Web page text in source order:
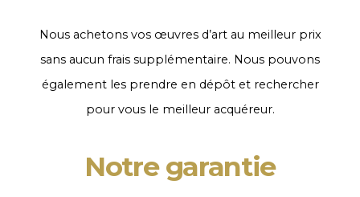
Nous achetons vos œuvres d’art au meilleur prix
sans aucun frais supplémentaire. Nous pouvons
également les prendre en dépôt et rechercher
pour vous le meilleur acquéreur.
Notre garantie